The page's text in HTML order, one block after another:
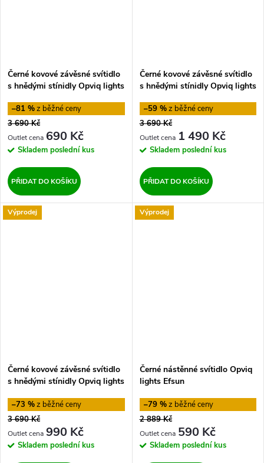
Černé kovové závěsné svítidlo
s hnědými stínidly Opviq lights
–81 %
3 690 Kč
690 Kč
Skladem poslední kus
PŘIDAT DO KOŠÍKU
Černé kovové závěsné svítidlo
s hnědými stínidly Opviq lights
–59 %
3 690 Kč
1 490 Kč
Skladem poslední kus
PŘIDAT DO KOŠÍKU
Výprodej
Černé kovové závěsné svítidlo
s hnědými stínidly Opviq lights
–73 %
3 690 Kč
990 Kč
Skladem poslední kus
Výprodej
Černé nástěnné svítidlo Opviq
lights Efsun
–79 %
2 889 Kč
590 Kč
Skladem poslední kus